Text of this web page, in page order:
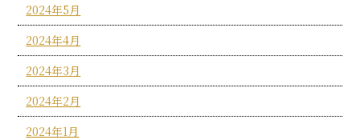
2024年5月
2024年4月
2024年3月
2024年2月
2024年1月